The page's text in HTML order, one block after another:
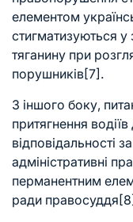
елементом
стигматизуються у
тяганину при
порушників[7] .
З іншого боку,
притягнення
відповідальності
адміністративні
перманентним
ради правосуддя [8]